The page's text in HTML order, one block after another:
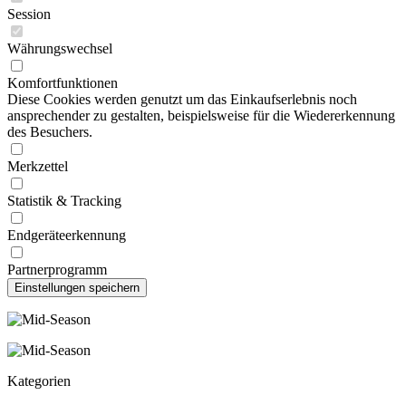
Session
Währungswechsel
Komfortfunktionen
Diese Cookies werden genutzt um das Einkaufserlebnis noch
ansprechender zu gestalten, beispielsweise für die Wiedererkennung
des Besuchers.
Merkzettel
Statistik & Tracking
Endgeräteerkennung
Partnerprogramm
Kategorien